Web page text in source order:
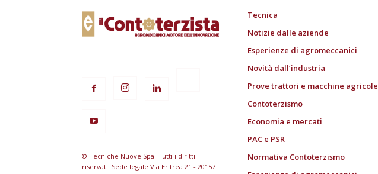
© Tecniche Nuove Spa. Tutti i diritti
riservati. Sede legale Via Eritrea 21 - 20157
Tecnica
Notizie dalle aziende
Esperienze di agromeccanici
Novità dall’industria
Prove trattori e macchine agricole
Contoterzismo
Economia e mercati
PAC e PSR
Normativa Contoterzismo